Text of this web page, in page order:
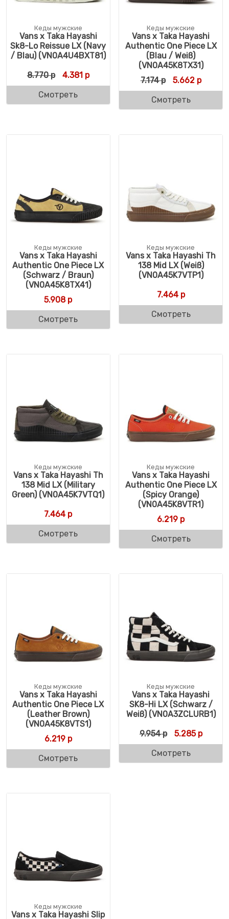
Кеды мужские
Vans x Taka Hayashi
Sk8-Lo Reissue LX (Navy
/ Blau) (VN0A4U4BXT81)
8.770р Первоначальная цена составляла 8.770
4.381рТекущая цена: 4.381 р.
Смотреть
Кеды мужские
Vans x Taka Hayashi
Authentic One Piece LX
(Blau / Weiß)
(VN0A45K8TX31)
7.174р 5.662р
Смотреть
Кеды мужские
Vans x Taka Hayashi
Authentic One Piece LX
(Schwarz / Braun)
(VN0A45K8TX41)
5.908р
Смотреть
Кеды мужские
Vans x Taka Hayashi Th
138 Mid LX (Weiß)
(VN0A45K7VTP1)
7.464р
Смотреть
Кеды мужские
Vans x Taka Hayashi Th
138 Mid LX (Military
Green) (VN0A45K7VTQ1)
7.464р
Смотреть
Кеды мужские
Vans x Taka Hayashi
Authentic One Piece LX
(Spicy Orange)
(VN0A45K8VTR1)
6.219 р
Смотреть
Кеды мужские
Vans x Taka Hayashi
Authentic One Piece LX
(Leather Brown)
(VN0A45K8VTS1)
6.219р
Смотреть
Кеды мужские
Vans x Taka Hayashi
SK8-Hi LX (Schwarz /
Weiß) (VN0A3ZCLURB1)
9.954р 5.285р
Смотреть
Кеды мужские
Vans x Taka Hayashi Slip